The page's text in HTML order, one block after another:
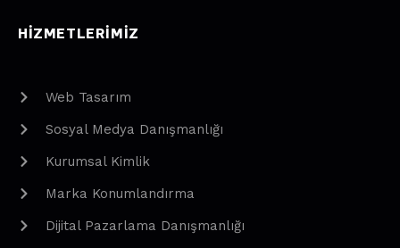
HIZMETLERIMIZ
Web Tasarım
Sosyal Medya Danışmanlığı
Kurumsal Kimlik
Marka Konumlandırma
Dijital Pazarlama Danışmanlığı